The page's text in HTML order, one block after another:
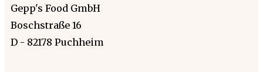
Gepp's Food GmbH
Boschstraße 16
D - 82178 Puchheim